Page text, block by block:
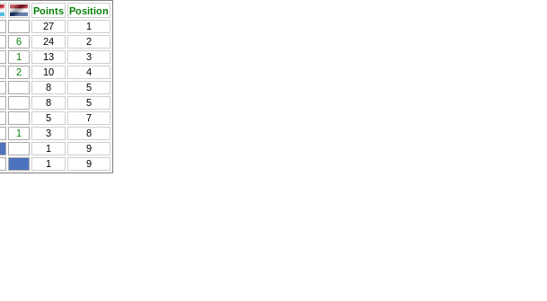
Points Position
27
1
6 24
2
1 13
3
2 10
4
8
5
8
5
5
7
1 3
8
1
9
1 9